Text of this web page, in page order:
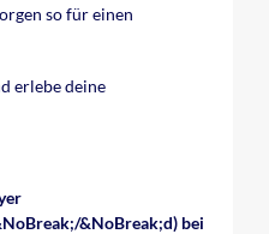
so für einen
erlebe deine
&NoBreak;d) bei